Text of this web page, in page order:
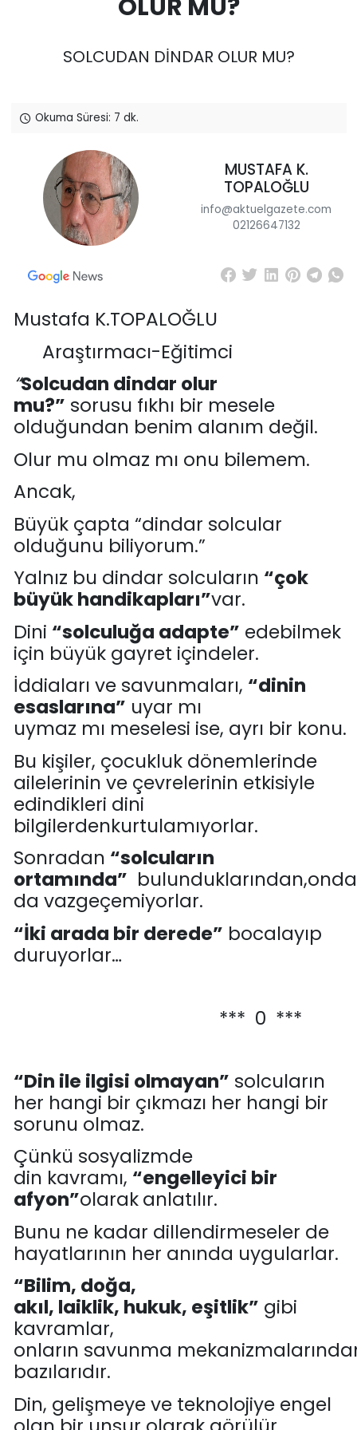
OLUR MU?
SOLCUDAN DİNDAR OLUR MU?
Okuma Süresi: 7 dk.
MUSTAFA K.
TOPALOĞLU
info@aktuelgazete.com
02126647132
Mustafa K.TOPALOĞLU
Araştırmacı-Eğitimci
“Solcudan dindar olur
mu?” sorusu fıkhı bir mesele
olduğundan benim alanım değil.
Olur mu olmaz mı onu bilemem.
Ancak,
Büyük çapta “dindar solcular
olduğunu biliyorum.”
Yalnız bu dindar solcuların “çok
büyük handikapları”var.
Dini “solculuğa adapte” edebilmek
için büyük gayret içindeler.
İddiaları ve savunmaları, “dinin
esaslarına” uyar mı
uymaz mı meselesi ise, ayrı bir konu.
Bu kişiler, çocukluk dönemlerinde
ailelerinin ve çevrelerinin etkisiyle
edindikleri dini
bilgilerdenkurtulamıyorlar.
Sonradan “solcuların
ortamında” bulunduklarından,
da vazgeçemiyorlar.
“İki arada bir derede” bocalayıp
duruyorlar…
*** 0 ***
“Din ile ilgisi olmayan” solcuların
her hangi bir çıkmazı her hangi bir
sorunu olmaz.
Çünkü sosyalizmde
din kavramı, “engelleyici bir
afyon”olarakanlatılır.
Bunu ne kadar dillendirmeseler de
hayatlarının her anında uygularlar.
“Bilim, doğa,
akıl, laiklik, hukuk, eşitlik” gibi
kavramlar,
onların savunma
bazılarıdır.
Din, gelişmeye ve teknolojiyeengel